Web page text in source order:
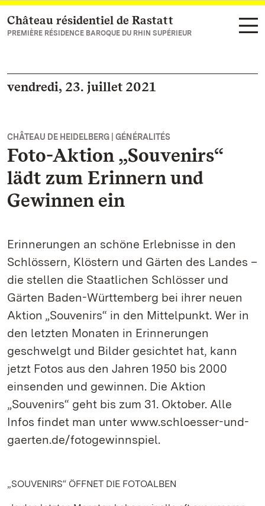
Vers la page d’accueil
Château résidentiel de Rastatt
PREMIÈRE RÉSIDENCE BAROQUE DU RHIN SUPÉRIEUR
vendredi, 23. juillet 2021
CHÂTEAU DE HEIDELBERG | GÉNÉRALITÉS
Foto-Aktion „Souvenirs“
lädt zum Erinnern und
Gewinnen ein
Erinnerungen an schöne Erlebnisse in den
Schlössern, Klöstern und Gärten des Landes –
die stellen die Staatlichen Schlösser und
Gärten Baden-Württemberg bei ihrer neuen
Aktion „Souvenirs“ in den Mittelpunkt. Wer in
den letzten Monaten in Erinnerungen
geschwelgt und Bilder gesichtet hat, kann
jetzt Fotos aus den Jahren 1950 bis 2000
einsenden und gewinnen. Die Aktion
„Souvenirs“ geht bis zum 31. Oktober. Alle
Infos findet man unter www.schloesser-und-
gaerten.de/fotogewinnspiel.
„SOUVENIRS“ ÖFFNET DIE FOTOALBEN